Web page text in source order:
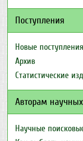
Поступления
Новые поступления
Архив
Статистические
Авторам научных
Научные